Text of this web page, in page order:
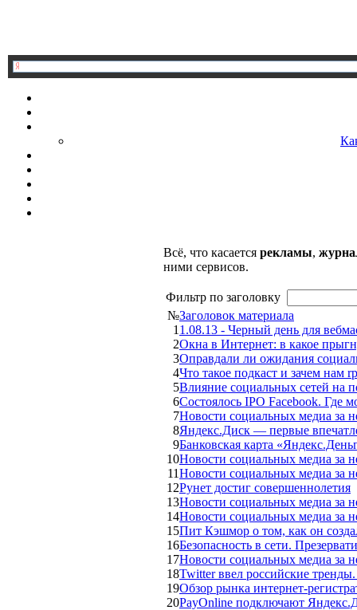
Всё, что касается рекламы,
ними сервисов.
Фильтр по заголовку
№Заголовок материала
1 1.08.13 - Черный день для
2Окна в Интернет: в какое
3Оправдали ли ожидания
4Что такое подкаст и зачем нам
5Влияние социальных сетей на
6Состоялось IPO Facebook. Где
7Новости социальных медиа за
8Яндекс.Диск — первые
9Банковская карта
10Новости социальных медиа за
11Новости социальных медиа за
12Рунет достиг совершеннолетия
13Новости социальных медиа за
14Новости социальных медиа за
15Пит Кэшмор о том, как он
16Безопасность в сети.
17Новости социальных медиа за
18Twitter ввел российские
19Обзор рынка интернет-
20PayOnline подключают